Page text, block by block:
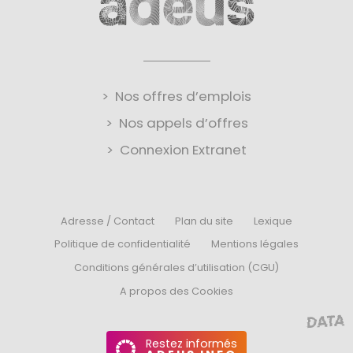
Nos offres d’emplois
Nos appels d’offres
Connexion Extranet
Adresse / Contact Plan du site
Lexique
Politique de confidentialité
Mentions légales
Conditions générales d’utilisation (CGU)
A propos des Cookies
Restez informés